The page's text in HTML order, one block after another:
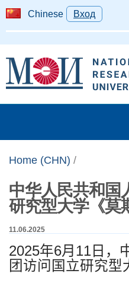
Chinese Вход
Home (CHN) /
中华人民共和国
研究型大学《莫
11.06.2025
2025年6月 11 日，
团访问国立研究